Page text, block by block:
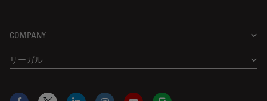
COMPANY
リーガル